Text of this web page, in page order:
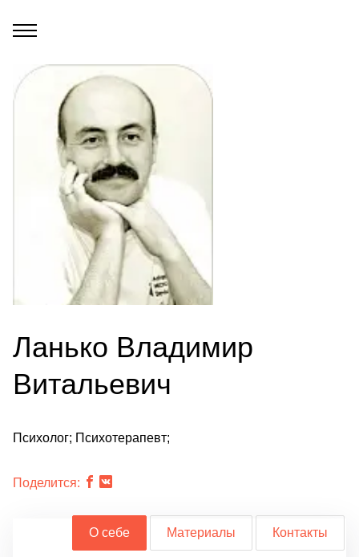
Ланько Владимир
Витальевич
Психолог; Психотерапевт;
Поделится:
О себе Материалы Контакты